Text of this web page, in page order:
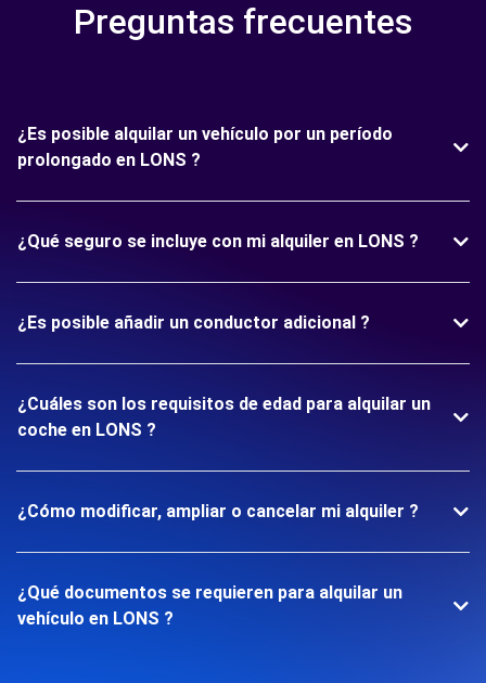
Preguntas frecuentes
¿Es posible alquilar un vehículo por un período
prolongado en LONS ?
¿Qué seguro se incluye con mi alquiler en LONS ?
¿Es posible añadir un conductor adicional ?
¿Cuáles son los requisitos de edad para alquilar un
coche en LONS ?
¿Cómo modificar, ampliar o cancelar mi alquiler ?
¿Qué documentos se requieren para alquilar un
vehículo en LONS ?